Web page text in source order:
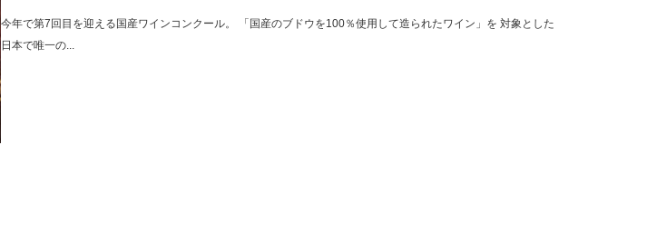
今年で第7回目を迎える国産ワインコンクール。 「国産のブドウを100％使用して造られたワイン」を 対象とした
日本で唯一の...